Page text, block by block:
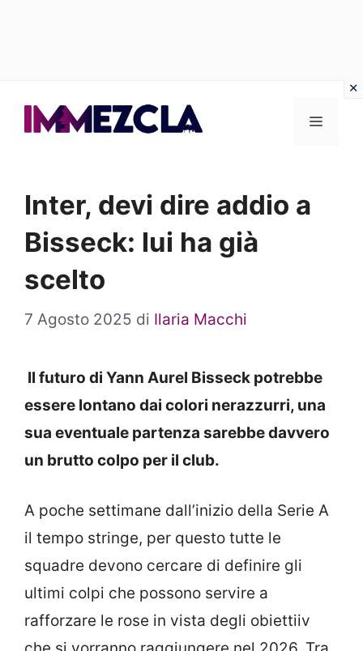
Menu
Inter, devi dire addio a
Bisseck: lui ha già
scelto
7 Agosto 2025 di Ilaria Macchi
Il futuro di Yann Aurel Bisseck potrebbe
essere lontano dai colori nerazzurri, una
sua eventuale partenza sarebbe davvero
un brutto colpo per il club.
A poche settimane dall’inizio della Serie A
il tempo stringe, per questo tutte le
squadre devono cercare di definire gli
ultimi colpi che possono servire a
rafforzare le rose in vista degli obiettiiv